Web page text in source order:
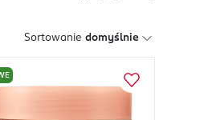
Sortowanie domyślnie